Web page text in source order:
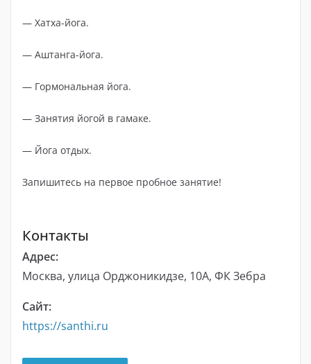
— Хатха-йога.
— Аштанга-йога.
— Гормональная йога.
— Занятия йогой в гамаке.
— Йога отдых.
Запишитесь на первое пробное занятие!
Контакты
Адрес:
Москва, улица Орджоникидзе, 10А, ФК Зебра
Сайт:
https://santhi.ru